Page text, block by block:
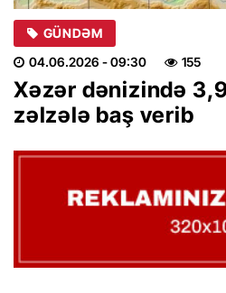
GÜNDƏM
04.06.2026 - 09:30 155
Xəzər dənizində
zəlzələ baş verib